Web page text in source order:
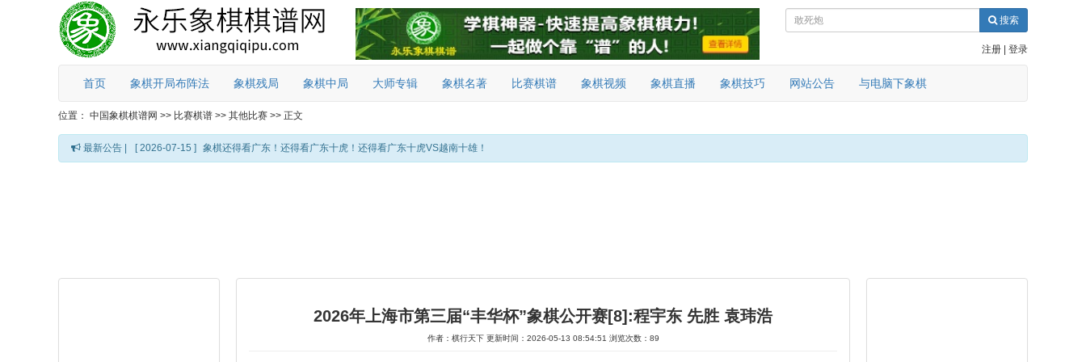
搜索
注册 登录
首页 象棋开局布阵法 象棋残局 象棋中局 大师专辑 象棋名著 比赛棋谱 象棋视频 象棋直播 象棋技巧 网站公告 与电脑下象棋
位置： 中国象棋棋谱网 >> 比赛棋谱 >> 其他比赛 >> 正文
最新公告 | [ 2026-07-15 ] 象棋还得看广东！还得看广东十虎！还得看广东十虎VS越南十雄！
2026年上海市第三届“丰华杯”象棋公开赛[8]:程宇东 先胜 袁玮浩
作者：棋行天下 更新时间：2026-05-13 08:54:51 浏览次数：89